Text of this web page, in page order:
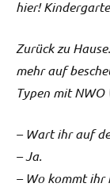
hier!
Zurück zu
mehr auf
Typen mit NWO
– Wart ihr auf
– Ja.
– Wo kommt ihr